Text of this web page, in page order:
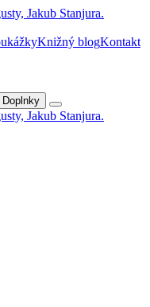
Knižný blogKontakt
Doplnky